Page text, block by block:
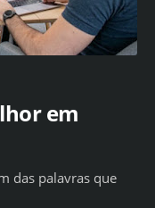
em
das palavras que